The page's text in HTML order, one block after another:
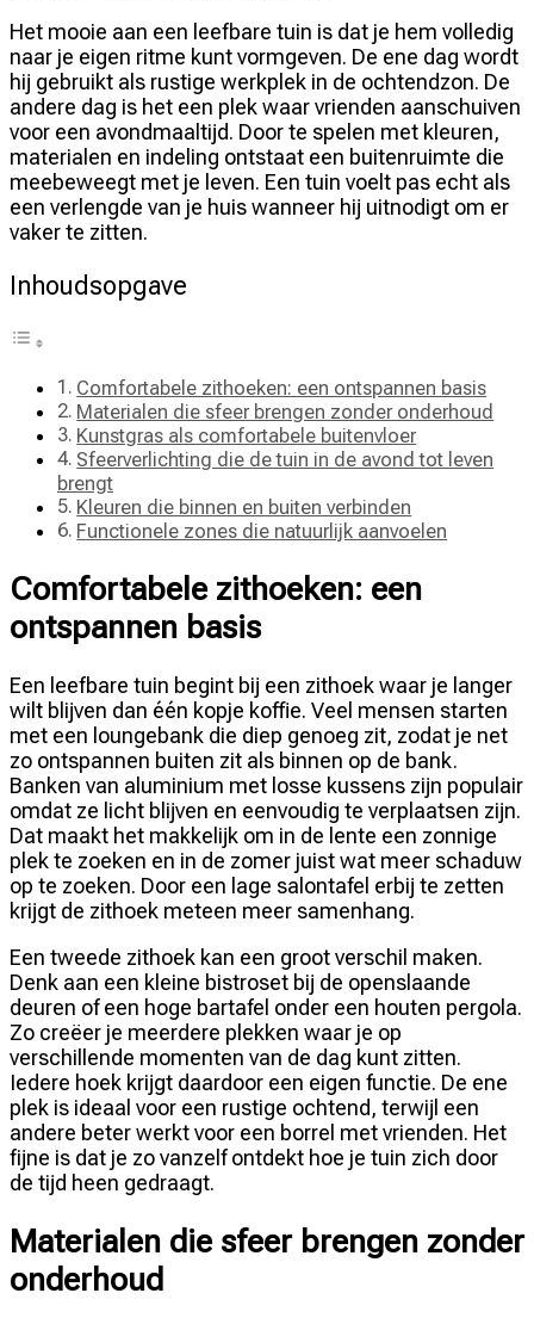
Het mooie aan een leefbare tuin is dat je hem volledig
naar je eigen ritme kunt vormgeven. De ene dag wordt
hij gebruikt als rustige werkplek in de ochtendzon. De
andere dag is het een plek waar vrienden aanschuiven
voor een avondmaaltijd. Door te spelen met kleuren,
materialen en indeling ontstaat een buitenruimte die
meebeweegt met je leven. Een tuin voelt pas echt als
een verlengde van je huis wanneer hij uitnodigt om er
vaker te zitten.
Inhoudsopgave
Comfortabele zithoeken: een ontspannen basis
Materialen die sfeer brengen zonder onderhoud
Kunstgras als comfortabele buitenvloer
Sfeerverlichting die de tuin in de avond tot leven
brengt
Kleuren die binnen en buiten verbinden
Functionele zones die natuurlijk aanvoelen
Comfortabele zithoeken: een
ontspannen basis
Een leefbare tuin begint bij een zithoek waar je langer
wilt blijven dan één kopje koffie. Veel mensen starten
met een loungebank die diep genoeg zit, zodat je net
zo ontspannen buiten zit als binnen op de bank.
Banken van aluminium met losse kussens zijn populair
omdat ze licht blijven en eenvoudig te verplaatsen zijn.
Dat maakt het makkelijk om in de lente een zonnige
plek te zoeken en in de zomer juist wat meer schaduw
op te zoeken. Door een lage salontafel erbij te zetten
krijgt de zithoek meteen meer samenhang.
Een tweede zithoek kan een groot verschil maken.
Denk aan een kleine bistroset bij de openslaande
deuren of een hoge bartafel onder een houten pergola.
Zo creëer je meerdere plekken waar je op
verschillende momenten van de dag kunt zitten.
Iedere hoek krijgt daardoor een eigen functie. De ene
plek is ideaal voor een rustige ochtend, terwijl een
andere beter werkt voor een borrel met vrienden. Het
fijne is dat je zo vanzelf ontdekt hoe je tuin zich door
de tijd heen gedraagt.
Materialen die sfeer brengen zonder
onderhoud